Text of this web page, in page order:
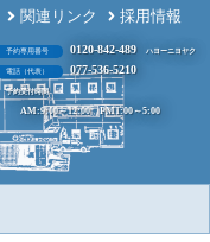
関連リンク 採用情報
予約専用番号 0120-842-489 ハヨーニヨヤク
電話（代表） 077-536-5210
予約受付時間
AM:9:00～12:00 PM1:00～5:00